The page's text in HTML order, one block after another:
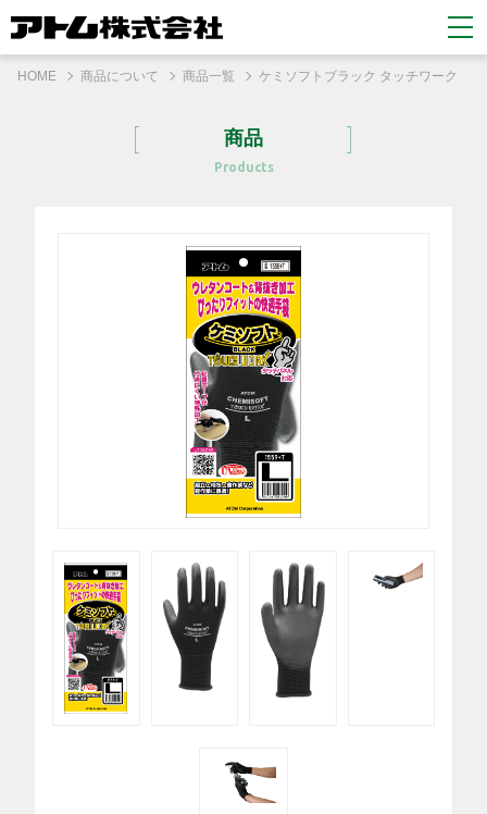
HOME 商品について 商品一覧 ケミソフトブラック タッチワーク
商品
Products